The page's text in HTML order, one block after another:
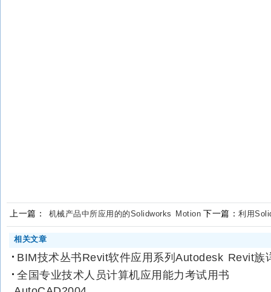
上一篇： 机械产品中所应用的的Solidworks Motion 下一篇： 利用
相关文章
BIM技术丛书Revit软件应用系列Autodesk Revit族
全国专业技术人员计算机应用能力考试用书